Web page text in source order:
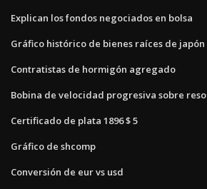
Explican los fondos negociados en bolsa
Gráfico histórico de bienes raíces de japón
Contratistas de hormigón agregado
Bobina de velocidad progresiva sobre
Certificado de plata 1896 $ 5
Gráfico de shcomp
Conversión de eur vs usd